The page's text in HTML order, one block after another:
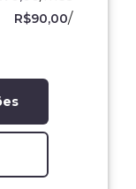
R$90,00/